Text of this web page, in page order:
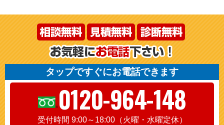
タップですぐにお電話できます
0120-964-148
受付時間 9:00～18:00（火曜・水曜定休）